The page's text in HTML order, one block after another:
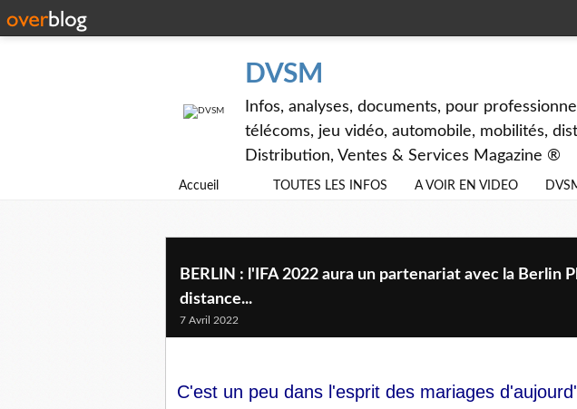
DVSM
Infos, analyses, documents, pour
télécoms, jeu vidéo, automobile, mobilités,
Distribution, Ventes & Services Magazine ®
Accueil TOUTES LES INFOS A VOIR EN VIDEO
BERLIN : l'IFA 2022 aura un partenariat avec la Berlin
distance...
7 Avril 2022
C'est un peu dans l'esprit des mariages